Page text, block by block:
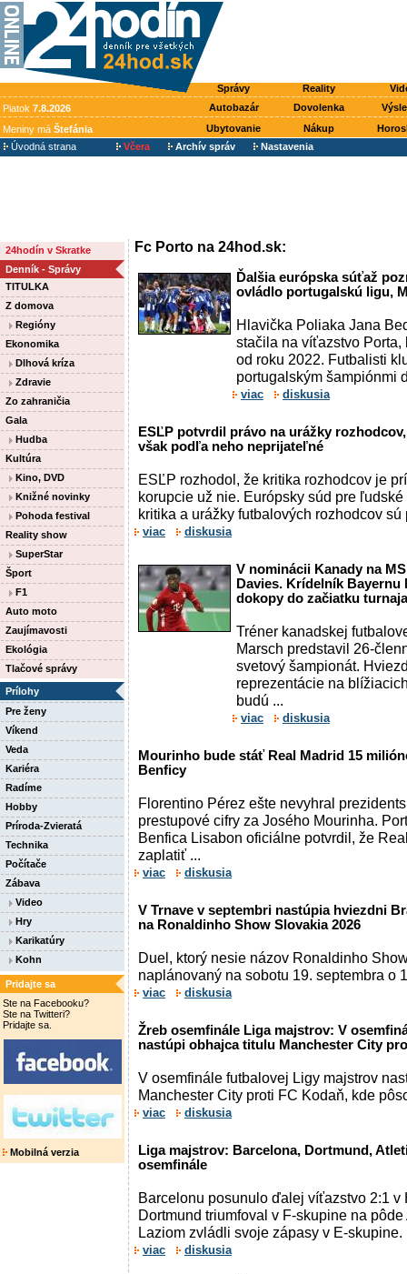
Správy Reality
Piatok 7.8.2026 Autobazár Dovolenka
Meniny má Štefánia Ubytovanie Nákup
Úvodná strana
Včera Archív správ Nastavenia
24hodín v Skratke
Denník - Správy
TITULKA
Z domova
Regióny
Ekonomika
Dlhová kríza
Zdravie
Zo zahraničia
Gala
Hudba
Kultúra
Kino, DVD
Knižné novinky
Pohoda festival
Reality show
SuperStar
Šport
F1
Auto moto
Zaujímavosti
Ekológia
Tlačové správy
Prílohy
Pre ženy
Víkend
Veda
Kariéra
Radíme
Hobby
Príroda-Zvieratá
Technika
Počítače
Zábava
Video
Hry
Karikatúry
Kohn
Pridajte sa
Ste na Facebooku?
Ste na Twitteri?
Pridajte sa.
Mobilná verzia
Fc Porto na 24hod.sk:
Ďalšia európska súťaž
ovládlo portugalskú ligu,
Hlavička Poliaka Jana
stačila na víťazstvo Porta,
od roku 2022. Futbalisti
portugalským šampiónmi
viac diskusia
ESĽP potvrdil právo na urážky
však podľa neho neprijateľné
ESĽP rozhodol, že kritika rozhodcov je
korupcie už nie. Európsky súd pre
kritika a urážky futbalových rozhodcov sú
viac diskusia
V nominácii Kanady na
Davies. Krídelník
dokopy do začiatku turnaja
Tréner kanadskej
Marsch predstavil 26-
svetový šampionát.
reprezentácie na
budú ...
viac diskusia
Mourinho bude stáť Real Madrid 15
Benficy
Florentino Pérez ešte nevyhral
prestupové cifry za Josého Mourinha.
Benfica Lisabon oficiálne potvrdil, že
zaplatiť ...
viac diskusia
V Trnave v septembri nastúpia hviezdni
na Ronaldinho Show Slovakia 2026
Duel, ktorý nesie názov Ronaldinho
naplánovaný na sobotu 19. septembra o
viac diskusia
Žreb osemfinále Liga majstrov: V
nastúpi obhajca titulu Manchester City
V osemfinále futbalovej Ligy majstrov
Manchester City proti FC Kodaň, kde
viac diskusia
Liga majstrov: Barcelona, Dortmund,
osemfinále
Barcelonu posunulo ďalej víťazstvo 2:1 v
Dortmund triumfoval v F-skupine na
Laziom zvládli svoje zápasy v E-skupine.
viac diskusia